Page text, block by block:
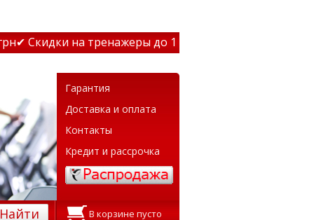
на тренажеры до 15% Звони! ✔ Бесплатная
Гарантия
Доставка и оплата
Контакты
Кредит и рассрочка
Найти В корзине пусто